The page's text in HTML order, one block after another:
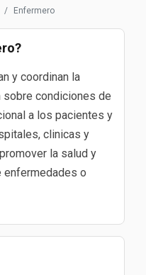
Enfermero
y coordinan la
sobre condiciones de
a los pacientes y
clinicas y
la salud y
enfermedades o